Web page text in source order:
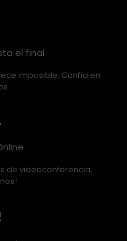
el final
imposible. Confía en
de videoconferencia,